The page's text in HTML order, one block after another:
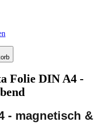
Folie DIN A4 -
- magnetisch &